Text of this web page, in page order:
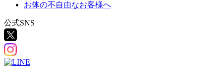
お体の不自由なお客様へ
公式SNS